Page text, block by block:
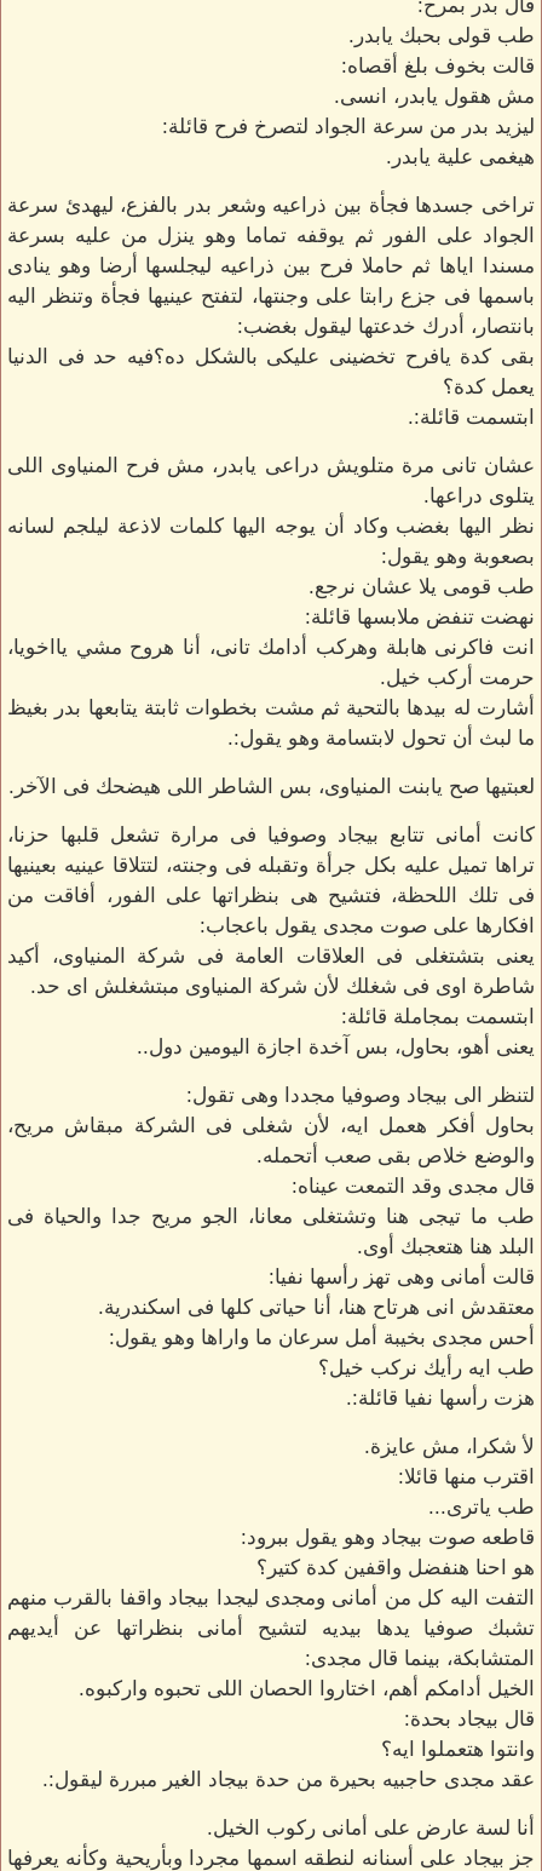
قال بدر بمرح:
طب قولى بحبك يابدر.
قالت بخوف بلغ أقصاه:
مش هقول يابدر، انسى.
ليزيد بدر من سرعة الجواد لتصرخ فرح قائلة:
هيغمى علية يابدر.
تراخى جسدها فجأة بين ذراعيه وشعر بدر بالفزع، ليهدئ سرعة
الجواد على الفور ثم يوقفه تماما وهو ينزل من عليه بسرعة
مسندا اياها ثم حاملا فرح بين ذراعيه ليجلسها أرضا وهو ينادى
باسمها فى جزع رابتا على وجنتها، لتفتح عينيها فجأة وتنظر اليه
بانتصار، أدرك خدعتها ليقول بغضب:
بقى كدة يافرح تخضينى عليكى بالشكل ده؟فيه حد فى الدنيا
يعمل كدة؟
ابتسمت قائلة:.
عشان تانى مرة متلويش دراعى يابدر، مش فرح المنياوى اللى
يتلوى دراعها.
نظر اليها بغضب وكاد أن يوجه اليها كلمات لاذعة ليلجم لسانه
بصعوبة وهو يقول:
طب قومى يلا عشان نرجع.
نهضت تنفض ملابسها قائلة:
انت فاكرنى هابلة وهركب أدامك تانى، أنا هروح مشي يااخويا،
حرمت أركب خيل.
أشارت له بيدها بالتحية ثم مشت بخطوات ثابتة يتابعها بدر بغيظ
ما لبث أن تحول لابتسامة وهو يقول:.
لعبتيها صح يابنت المنياوى، بس الشاطر اللى هيضحك فى الآخر.
كانت أمانى تتابع بيجاد وصوفيا فى مرارة تشعل قلبها حزنا،
تراها تميل عليه بكل جرأة وتقبله فى وجنته، لتتلاقا عينيه بعينيها
فى تلك اللحظة، فتشيح هى بنظراتها على الفور، أفاقت من
افكارها على صوت مجدى يقول باعجاب:
يعنى بتشتغلى فى العلاقات العامة فى شركة المنياوى، أكيد
شاطرة اوى فى شغلك لأن شركة المنياوى مبتشغلش اى حد.
ابتسمت بمجاملة قائلة:
يعنى أهو، بحاول، بس آخدة اجازة اليومين دول..
لتنظر الى بيجاد وصوفيا مجددا وهى تقول:
بحاول أفكر هعمل ايه، لأن شغلى فى الشركة مبقاش مريح،
والوضع خلاص بقى صعب أتحمله.
قال مجدى وقد التمعت عيناه:
طب ما تيجى هنا وتشتغلى معانا، الجو مريح جدا والحياة فى
البلد هنا هتعجبك أوى.
قالت أمانى وهى تهز رأسها نفيا:
معتقدش انى هرتاح هنا، أنا حياتى كلها فى اسكندرية.
أحس مجدى بخيبة أمل سرعان ما واراها وهو يقول:
طب ايه رأيك نركب خيل؟
هزت رأسها نفيا قائلة:.
لأ شكرا، مش عايزة.
اقترب منها قائلا:
طب ياترى...
قاطعه صوت بيجاد وهو يقول ببرود:
هو احنا هنفضل واقفين كدة كتير؟
التفت اليه كل من أمانى ومجدى ليجدا بيجاد واقفا بالقرب منهم
تشبك صوفيا يدها بيديه لتشيح أمانى بنظراتها عن أيديهم
المتشابكة، بينما قال مجدى:
الخيل أدامكم أهم، اختاروا الحصان اللى تحبوه واركبوه.
قال بيجاد بحدة:
وانتوا هتعملوا ايه؟
عقد مجدى حاجبيه بحيرة من حدة بيجاد الغير مبررة ليقول:.
أنا لسة عارض على أمانى ركوب الخيل.
جز بيجاد على أسنانه لنطقه اسمها مجردا وبأريحية وكأنه يعرفها